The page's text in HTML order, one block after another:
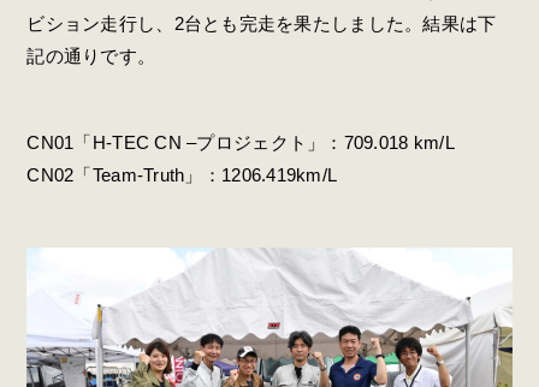
ビション走行し、2台とも完走を果たしました。結果は下
記の通りです。
CN01「H-TEC CN –プロジェクト」：709.018 km/L
CN02「Team-Truth」：1206.419km/L